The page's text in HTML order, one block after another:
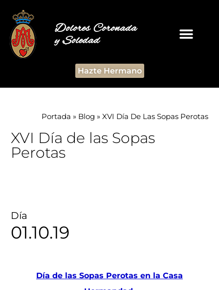
Dolores Coronada
y Soledad
Hazte Hermano
Portada » Blog » XVI Día De Las Sopas Perotas
XVI Día de las Sopas
Perotas
Día
01.10.19
Día de las Sopas Perotas en la Casa